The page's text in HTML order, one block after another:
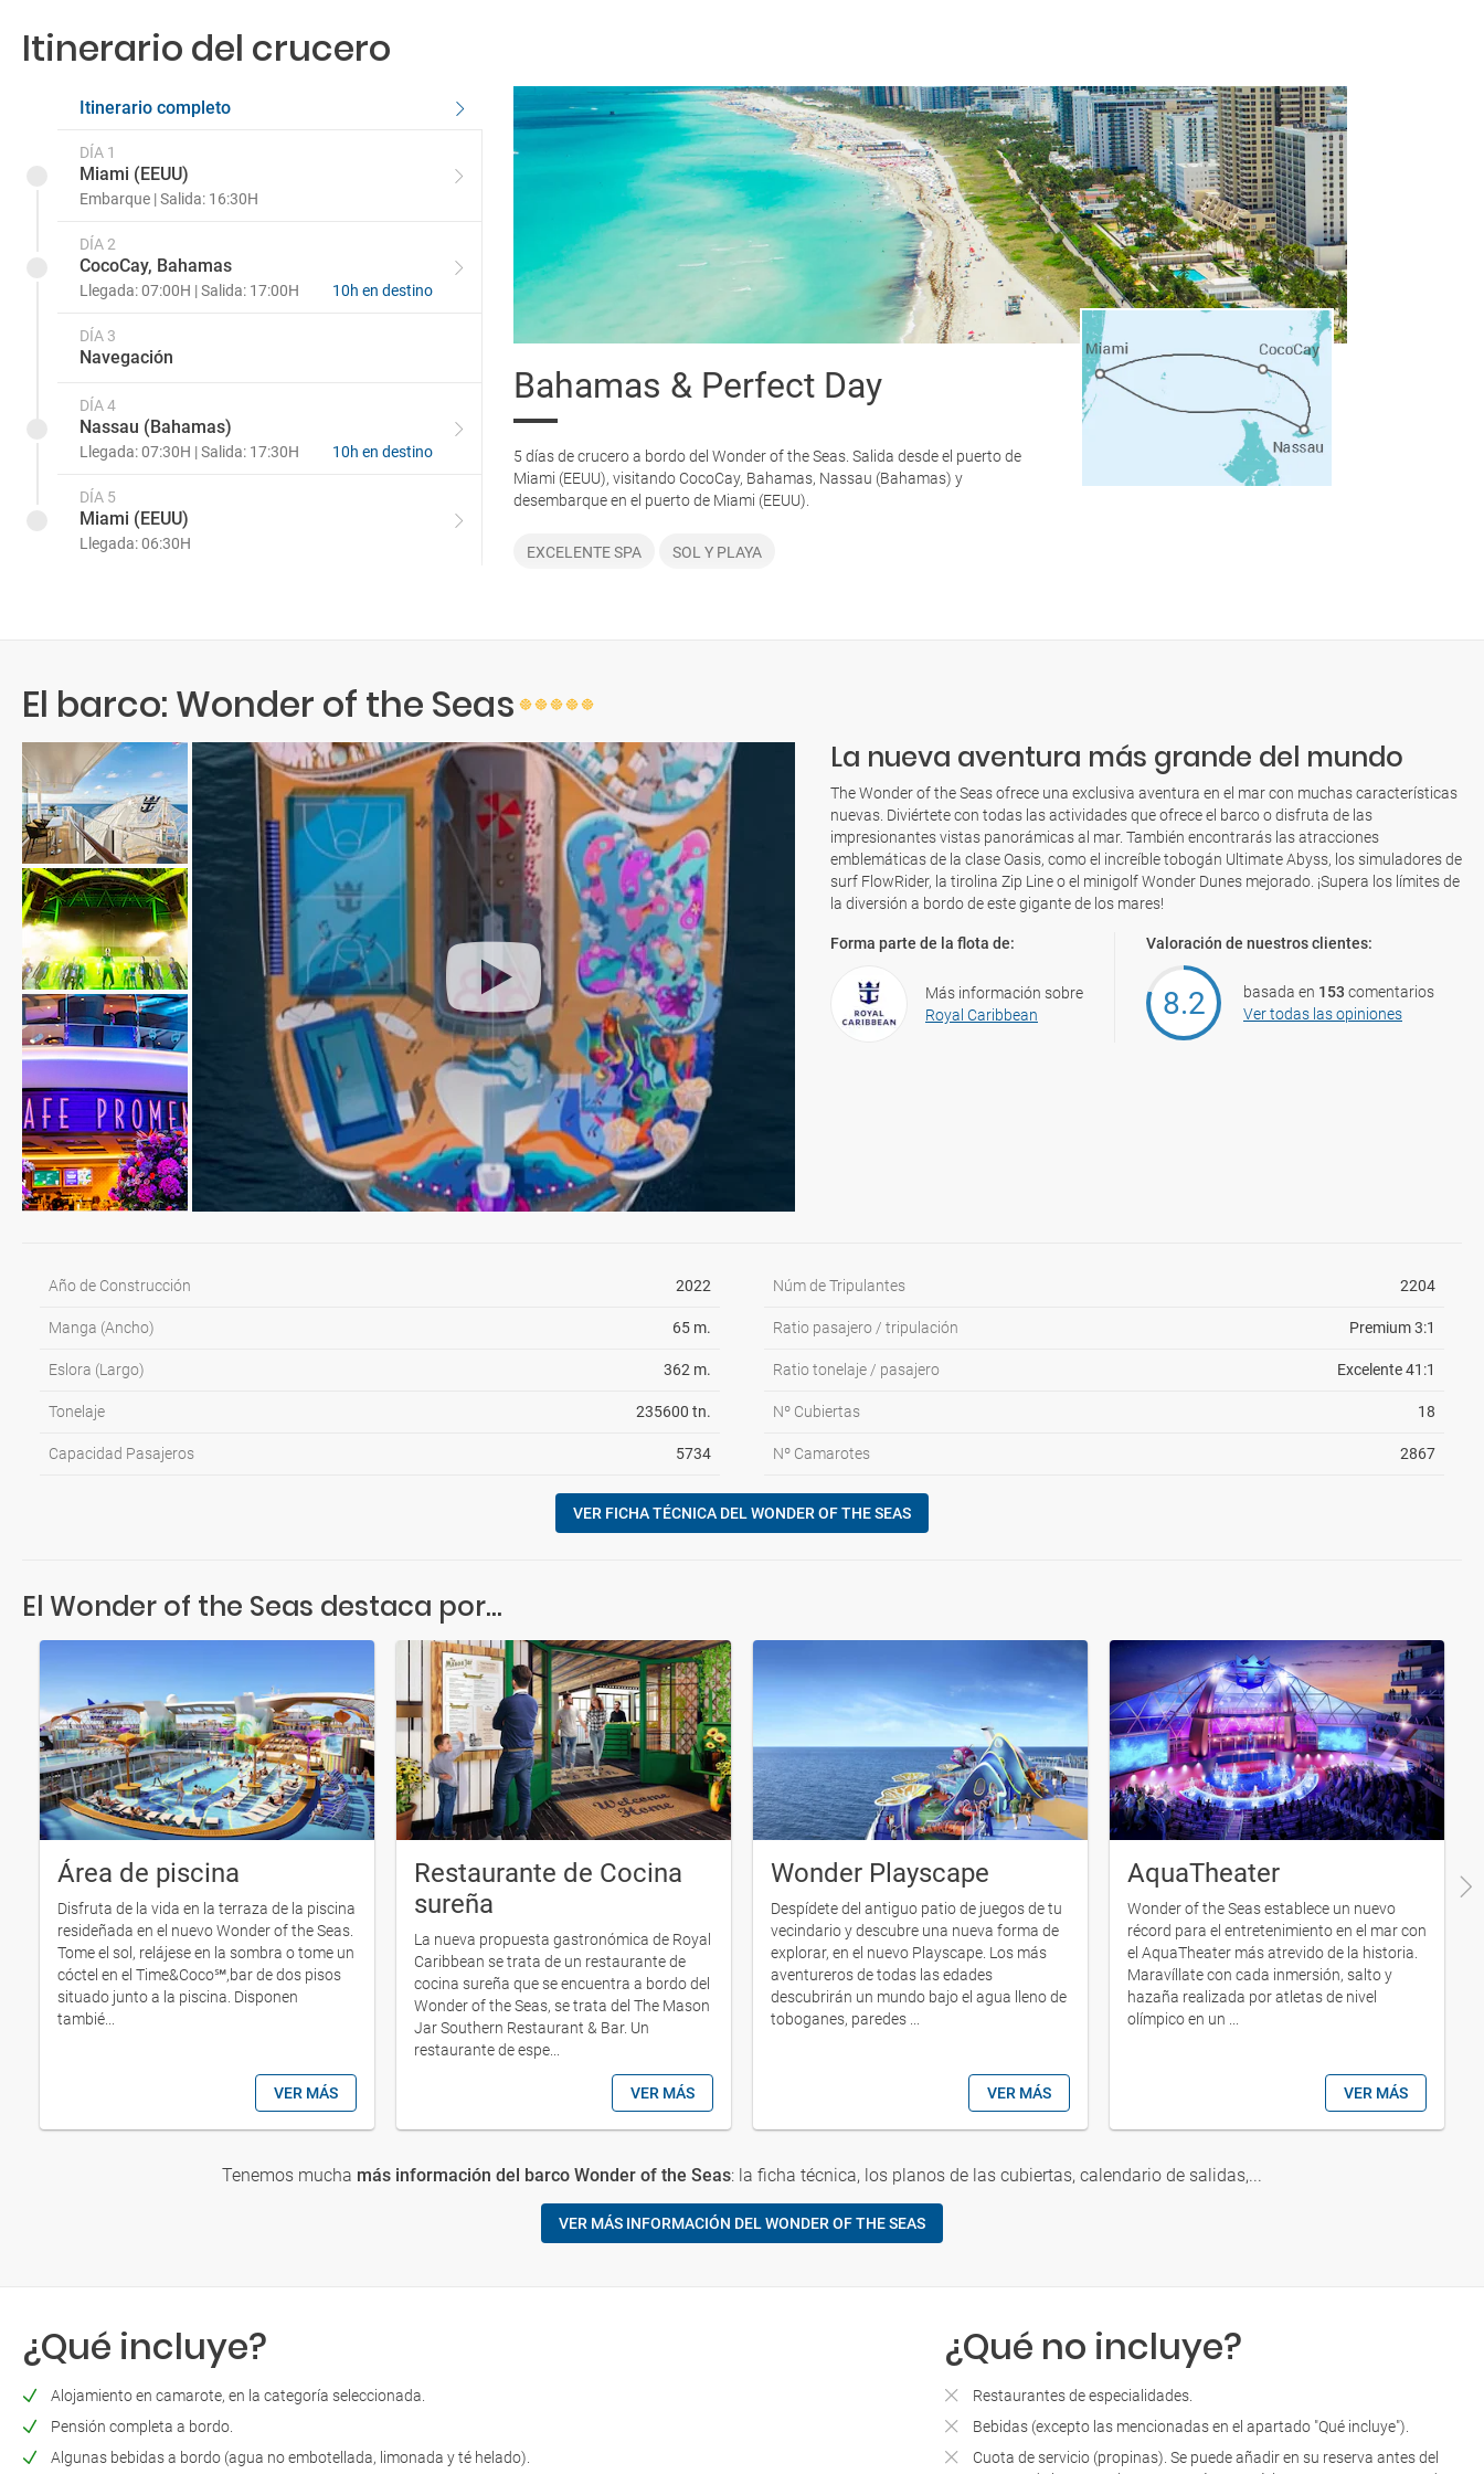
Balcón vista mar 3D
Balcón vista mar 2D
Balcón conectado CB
Balcón grande 2C
Balcón vista mar 4D
Balcón grande 1C
Balcón vista Central Park 1J
Ultra Espacioso con balcón 1A
AquaTheater Suite A3
Junior Suite J3
602€
620€
542
917€
1.899€ 541€
562€
563€
583 €
587€
-
1.808€
1.003€
644€
585€
659€
677€
660€
720€
714 €
-
-
Itinerario del crucero
Itinerario completo
DÍA 1
Miami (EEUU)
Embarque | Salida: 16:30H
DÍA 2
CocoCay, Bahamas
Llegada: 07:00H | Salida: 17:00H 10h en destino
DÍA 3
Navegación
DÍA 4
Nassau (Bahamas)
Llegada: 07:30H | Salida: 17:30H 10h en destino
DÍA 5
Miami (EEUU)
Llegada: 06:30H
Bahamas & Perfect Day
5 días de crucero a bordo del Wonder of the Seas. Salida desde el puerto de
Miami (EEUU), visitando CocoCay, Bahamas, Nassau (Bahamas) y
desembarque en el puerto de Miami (EEUU).
EXCELENTE SPA SOL Y PLAYA
El barco: Wonder of the Seas
La nueva aventura más grande del mundo
The Wonder of the Seas ofrece una exclusiva aventura en el mar con muchas características
nuevas. Diviértete con todas las actividades que ofrece el barco o disfruta de las
impresionantes vistas panorámicas al mar. También encontrarás las atracciones
emblemáticas de la clase Oasis, como el increíble tobogán Ultimate Abyss, los simuladores de
surf FlowRider, la tirolina Zip Line o el minigolf Wonder Dunes mejorado. ¡Supera los límites de
la diversión a bordo de este gigante de los mares!
Forma parte de la flota de:
Más información sobre
Royal Caribbean
Valoración de nuestros clientes:
8.2 basada en 153 comentarios
Ver todas las opiniones
Año de Construcción 2022
Manga (Ancho) 65 m.
Eslora (Largo) 362 m.
Tonelaje 235600 tn.
Capacidad Pasajeros 5734
Núm de Tripulantes 2204
Ratio pasajero / tripulación Premium 3:1
Ratio tonelaje / pasajero Excelente 41:1
Nº Cubiertas 18
Nº Camarotes 2867
VER FICHA TÉCNICA DEL WONDER OF THE SEAS
El Wonder of the Seas destaca por...
Área de piscina
Disfruta de la vida en la terraza de la piscina
resideñada en el nuevo Wonder of the Seas.
Tome el sol, relájese en la sombra o tome un
cóctel en el Time&Coco℠,bar de dos pisos
situado junto a la piscina. Disponen
tambié...
VER MÁS
Restaurante de Cocina
sureña
La nueva propuesta gastronómica de Royal
Caribbean se trata de un restaurante de
cocina sureña que se encuentra a bordo del
Wonder of the Seas, se trata del The Mason
Jar Southern Restaurant & Bar. Un
restaurante de espe...
VER MÁS
Wonder Playscape
Despídete del antiguo patio de juegos de tu
vecindario y descubre una nueva forma de
explorar, en el nuevo Playscape. Los más
aventureros de todas las edades
descubrirán un mundo bajo el agua lleno de
toboganes, paredes ...
VER MÁS
AquaTheater
Wonder of the Seas establece un nuevo
récord para el entretenimiento en el mar con
el AquaTheater más atrevido de la historia.
Maravíllate con cada inmersión, salto y
hazaña realizada por atletas de nivel
olímpico en un ...
VER MÁS
Tenemos mucha más información del barco Wonder of the Seas: la ficha técnica, los planos de las cubiertas, calendario de salidas,...
VER MÁS INFORMACIÓN DEL WONDER OF THE SEAS
¿Qué incluye?
Alojamiento en camarote, en la categoría seleccionada.
Pensión completa a bordo.
Algunas bebidas a bordo (agua no embotellada, limonada y té helado).
¿Qué no incluye?
Restaurantes de especialidades.
Bebidas (excepto las mencionadas en el apartado "Qué incluye").
Cuota de servicio (propinas). Se puede añadir en su reserva antes del